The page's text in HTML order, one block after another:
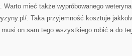
Warto mieć także wypróbowanego
. Taka przyjemność kosztuje
on sam tego wszystkiego robić a do